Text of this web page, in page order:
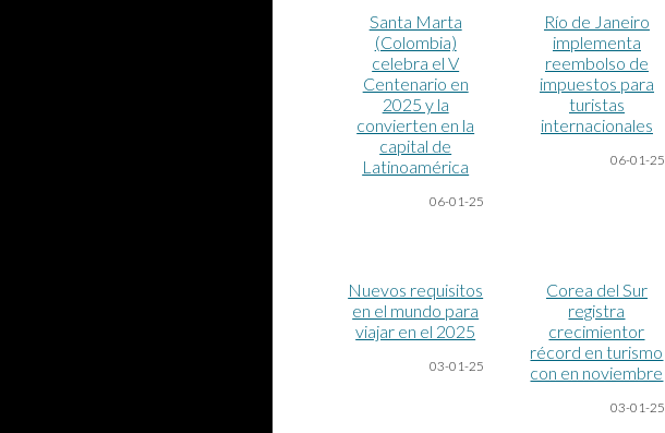
Santa Marta
(Colombia)
celebra el V
Centenario en
2025 y la
convierten en la
capital de
Latinoamérica
06-01-25
Río de Janeiro
implementa
reembolso de
impuestos para
turistas
internacionales
06-01-25
Nuevos requisitos
en el mundo para
viajar en el 2025
03-01-25
Corea del Sur
registra
crecimientor
récord en turismo
con en noviembre
03-01-25